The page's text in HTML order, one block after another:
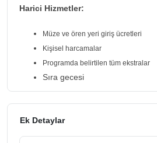
Harici Hizmetler:
Müze ve ören yeri giriş ücretleri
Kişisel harcamalar
Programda belirtilen tüm ekstralar
Sıra gecesi
Ek Detaylar